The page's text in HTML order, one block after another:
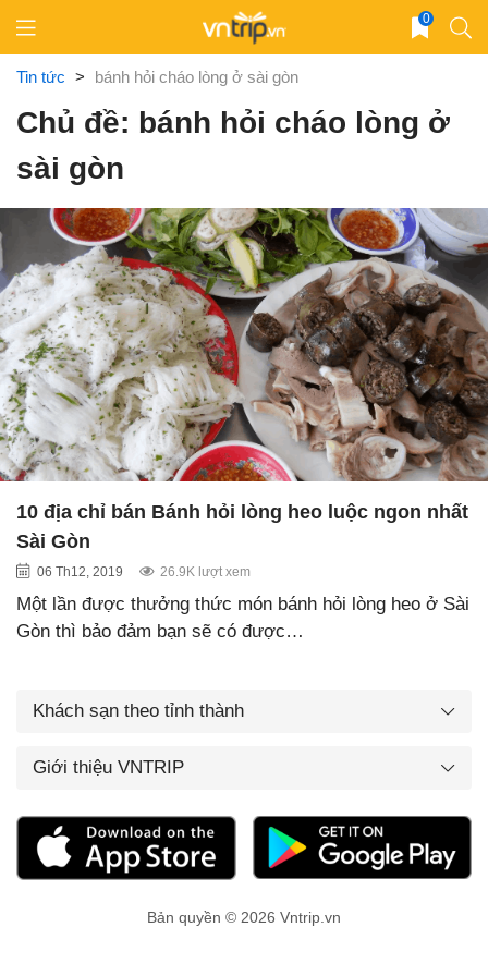
content
0
Tin tức > bánh hỏi cháo lòng ở sài gòn
Chủ đề: bánh hỏi cháo lòng ở
sài gòn
10 địa chỉ bán Bánh hỏi lòng heo luộc ngon nhất
Sài Gòn
06 Th12, 2019 26.9K lượt xem
Một lần được thưởng thức món bánh hỏi lòng heo ở Sài
Gòn thì bảo đảm bạn sẽ có được…
Khách sạn theo tỉnh thành
Giới thiệu VNTRIP
Bản quyền © 2026 Vntrip.vn